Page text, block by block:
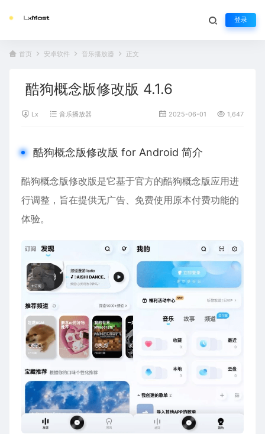
登录
首页 安卓软件 音乐播放器 正文
酷狗概念版修改版 4.1.6
Lx 音乐播放器 2025-06-01 1,647
酷狗概念版修改版 for Android 简介
酷狗概念版修改版是它基于官方的酷狗概念版应用进
行调整，旨在提供无广告、免费使用原本付费功能的
体验。